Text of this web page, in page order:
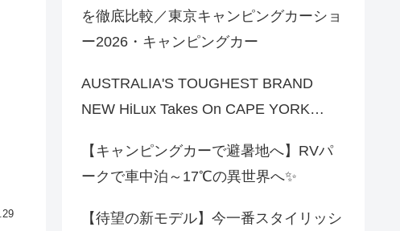
を徹底比較／東京キャンピングカーショ
ー2026・キャンピングカー
AUSTRALIA'S TOUGHEST BRAND
NEW HiLux Takes On CAPE YORK…
【キャンピングカーで避暑地へ】RVパ
ークで車中泊～17℃の異世界へ✨
【待望の新モデル】今一番スタイリッシ